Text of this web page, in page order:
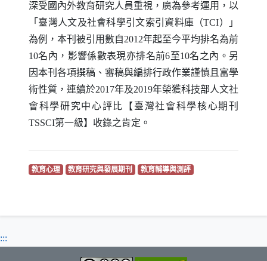
深受國內外教育研究人員重視，廣為參考運用，以
「臺灣人文及社會科學引文索引資料庫（TCI）」
為例，本刊被引用數自2012年起至今平均排名為前
10名內，影響係數表現亦排名前6至10名之內。另
因本刊各項撰稿、審稿與編排行政作業謹慎且富學
術性質，連續於2017年及2019年榮獲科技部人文社
會科學研究中心評比【臺灣社會科學核心期刊
TSSCI第一級】收錄之肯定。
教育心理（另開新視窗）
教育研究與發展期刊 （另開新視窗）
教育輔導與測評（另開新視窗）
:::